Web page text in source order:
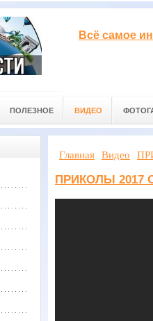
Всё самое
ПОЛЕЗНОЕ ВИДЕО
Главная Видео
ПРИКОЛЫ 2017